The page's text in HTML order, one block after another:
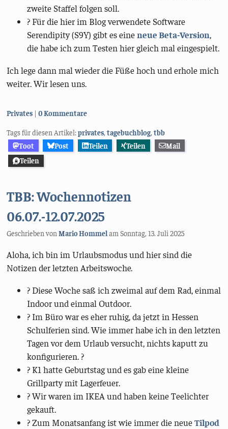
zweite Staffel folgen soll.
?️ Für die hier im Blog verwendete Software
Serendipity (S9Y) gibt es eineneue Beta-Version,
die habe ich zum Testen hier gleich mal eingespielt.
Ich lege dann mal wieder die Füße hoch und erhole mich
weiter. Wir lesen uns.
Kategorien:
Privates 0 Kommentare
Tags für diesen Artikel:privates,tagebuchblog,tbb
Toot
Post Teilen Teilen
Mail
Teilen
TBB: Wochennotizen
06.07.-12.07.2025
Geschrieben vonMario HommelamSonntag, 13. Juli 2025
Aloha, ich bin im Urlaubsmodus und hier sind die
Notizen der letzten Arbeitswoche.
? Diese Woche saß ich zweimal auf dem Rad, einmal
Indoor und einmal Outdoor.
? Im Büro war es eher ruhig, da jetzt in Hessen
Schulferien sind. Wie immer habe ich in den letzten
Tagen vor dem Urlaub versucht, nichts kaputt zu
konfigurieren. ?
? K1 hatte Geburtstag und es gab eine kleine
Grillparty mit Lagerfeuer.
?️ Wir waren im IKEA und haben keine Teelichter
gekauft.
? Zum Monatsanfang ist wie immer die neueTilpod